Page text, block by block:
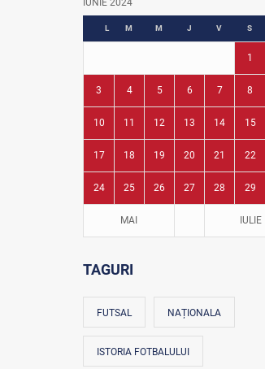
Fotbal în grădinițe
IUNIE 2024
L M M J V S
1
3 4 5 6 7 8
10 11 12 13 14 15
17 18 19 20 21 22
24 25 26 27 28 29
MAI IULIE
TAGURI
FUTSAL NAȚIONALA
ISTORIA FOTBALULUI